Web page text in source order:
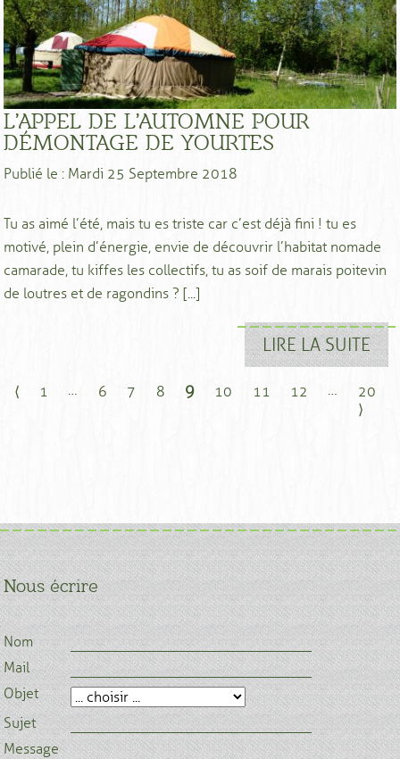
L’APPEL DE L’AUTOMNE POUR
DÉMONTAGE DE YOURTES
Publié le : Mardi 25 Septembre 2018
Tu as aimé l’été, mais tu es triste car c’est déjà fini ! tu es
motivé, plein d’énergie, envie de découvrir l’habitat nomade
camarade, tu kiffes les collectifs, tu as soif de marais poitevin
de loutres et de ragondins ? [...]
LIRE LA SUITE
⟨ 1 … 6 7 8 9 10 11 12 …
20
⟩
Nous écrire
Nom
Mail
Objet
Sujet
Message